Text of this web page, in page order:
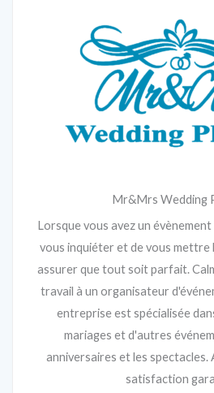
Mr&Mrs Wedding
Lorsque vous avez un
vous inquiéter et de vous mettre
assurer que tout soit parfait.
travail à un organisateur
entreprise est spécialisée
mariages et d'autres
anniversaires et les spectacles.
satisfaction